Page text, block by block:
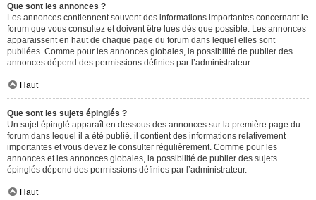
Que sont les annonces ?
Les annonces contiennent souvent des informations importantes concernant le
forum que vous consultez et doivent être lues dès que possible. Les annonces
apparaissent en haut de chaque page du forum dans lequel elles sont
publiées. Comme pour les annonces globales, la possibilité de publier des
annonces dépend des permissions définies par l’administrateur.
Haut
Que sont les sujets épinglés ?
Un sujet épinglé apparaît en dessous des annonces sur la première page du
forum dans lequel il a été publié. il contient des informations relativement
importantes et vous devez le consulter régulièrement. Comme pour les
annonces et les annonces globales, la possibilité de publier des sujets
épinglés dépend des permissions définies par l’administrateur.
Haut